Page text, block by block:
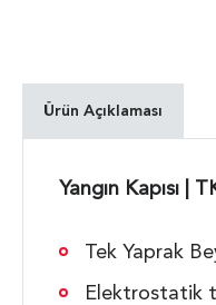
Ürün Açıklaması
Yangın Kapısı |
Tek Yaprak
Elektrostatik